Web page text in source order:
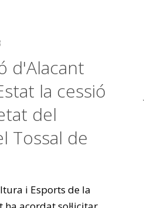
d'Alacant
la cessió
del
Tossal de
i Esports de la